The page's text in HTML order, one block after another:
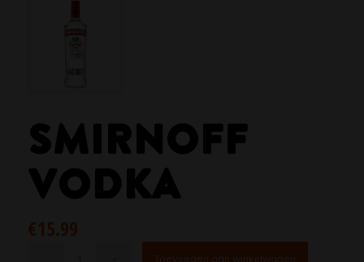
SMIRNOFF
VODKA
€15.99
Toevoegen aan winkelwagen